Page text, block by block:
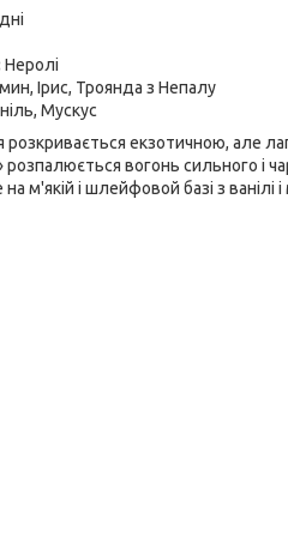
Неролі
Ірис, Троянда з Непалу
Мускус
розкривається екзотичною, але
розпалюється вогонь сильного і
на м'якій і шлейфовой базі з